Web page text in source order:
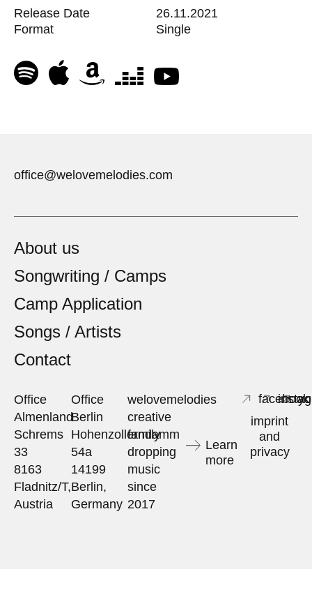
Release Date
Format
26.11.2021
Single
office@welovemelodies.com
About us
Songwriting / Camps
Camp Application
Songs / Artists
Contact
Office
Almenland
Schrems
33
8163
Fladnitz/T,
Austria
Office
Berlin
Hohenzollerndamm
54a
14199
Berlin,
Germany
welovemelodies
creative
family
dropping
music
since
2017
Learn
more
facebook
imprint
and
privacy